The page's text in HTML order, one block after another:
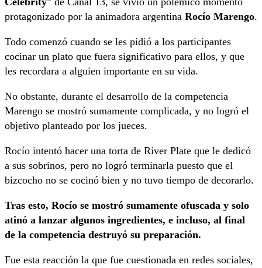
protagonizado por la animadora argentina Rocío Marengo.
Todo comenzó cuando se les pidió a los participantes
cocinar un plato que fuera significativo para ellos, y que
les recordara a alguien importante en su vida.
No obstante, durante el desarrollo de la competencia
Marengo se mostró sumamente complicada, y no logró el
objetivo planteado por los jueces.
Rocío intentó hacer una torta de River Plate que le dedicó
a sus sobrinos, pero no logró terminarla puesto que el
bizcocho no se cocinó bien y no tuvo tiempo de decorarlo.
Tras esto, Rocío se mostró sumamente ofuscada y solo
atinó a lanzar algunos ingredientes, e incluso, al final
de la competencia destruyó su preparación.
Fue esta reacción la que fue cuestionada en redes sociales,